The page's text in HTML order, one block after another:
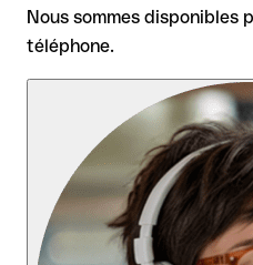
Nous sommes disponibles
téléphone.